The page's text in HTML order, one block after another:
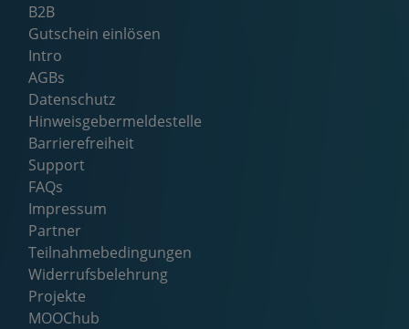
B2B
Gutschein einlösen
Intro
AGBs
Datenschutz
Hinweisgebermeldestelle
Barrierefreiheit
Support
FAQs
Impressum
Partner
Teilnahmebedingungen
Widerrufsbelehrung
Projekte
MOOChub